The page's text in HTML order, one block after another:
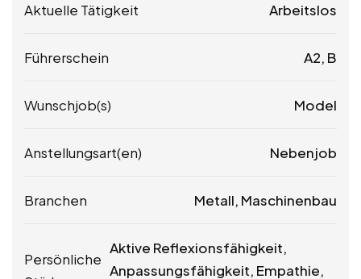
Aktuelle Tätigkeit Arbeitslos
Führerschein A2, B
Wunschjob(s) Model
Anstellungsart(en) Nebenjob
Branchen Metall, Maschinenbau
Persönliche
Aktive Reflexionsfähigkeit,
Anpassungsfähigkeit, Empathie,